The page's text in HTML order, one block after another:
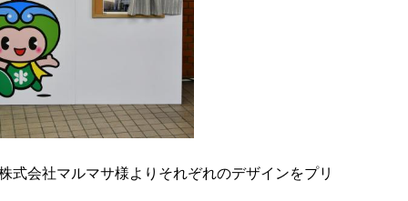
式会社マルマサ様よりそれぞれのデザインをプリ